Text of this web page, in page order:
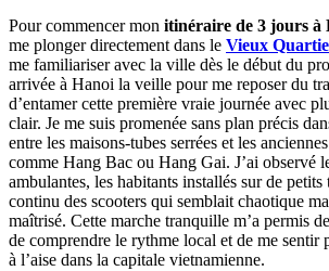
Pour commencer mon itinéraire de 3 jours à
me plonger directement dans le Vieux
me familiariser avec la ville dès le début du
arrivée à Hanoi la veille pour me reposer du
d’entamer cette première vraie journée avec
clair. Je me suis promenée sans plan précis
entre les maisons-tubes serrées et les
comme Hang Bac ou Hang Gai. J’ai observé
ambulantes,‎ les habitants installés sur de
continu des scooters qui semblait chaotique
maîtrisé.‎ Cette marche tranquille m’a permis
de comprendre le rythme local et de me sentir
à l’aise dans‎ la capitale vietnamienne.